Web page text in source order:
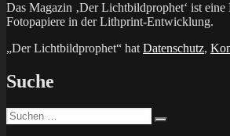
Das Magazin ‚Der Lichtbildprophet‘ ist
Fotopapiere in der Lithprint-Entwicklung.
„Der Lichtbildprophet“ hat Datenschutz,
Suche
Suchen
nach: